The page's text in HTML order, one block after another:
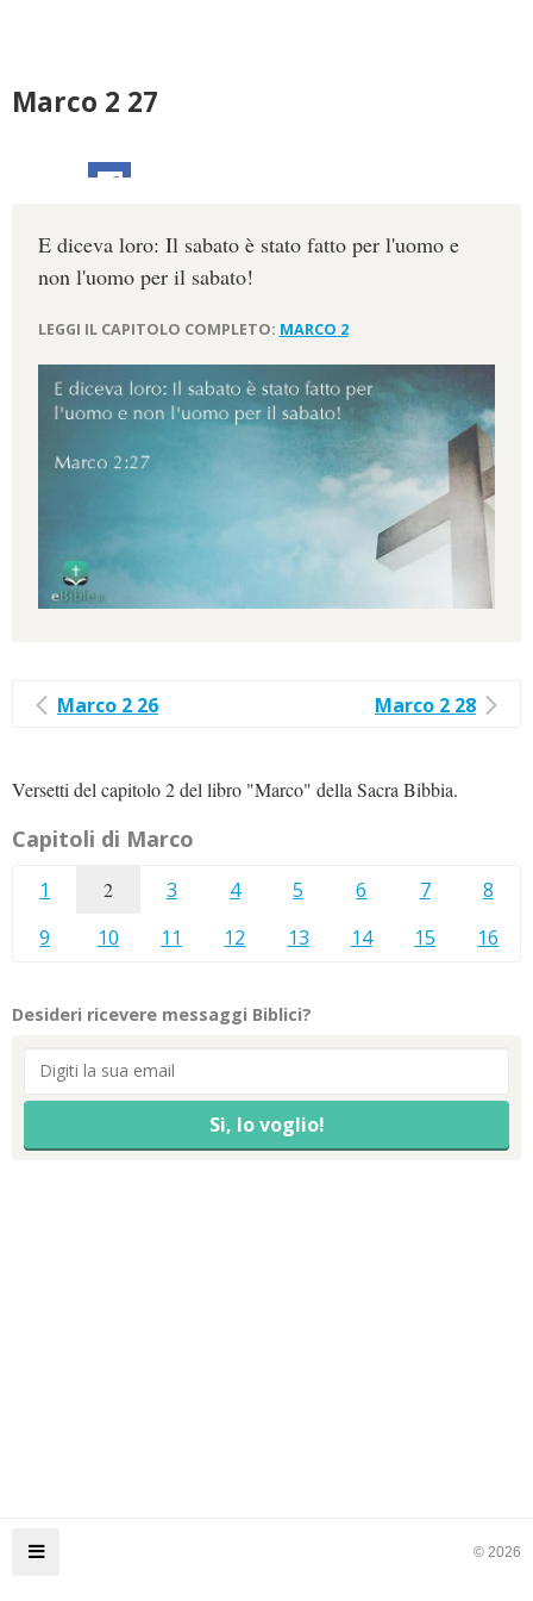
Marco 2 27
E diceva loro: Il sabato è stato fatto per l'uomo e
non l'uomo per il sabato!
LEGGI IL CAPITOLO COMPLETO: MARCO 2
Marco 2 26 Marco 2 28
Versetti del capitolo 2 del libro "Marco" della Sacra Bibbia.
Capitoli di Marco
1 2 3 4 5 6 7
8
9
10 11 12 13 14 15 16
Desideri ricevere messaggi Biblici?
© 2026